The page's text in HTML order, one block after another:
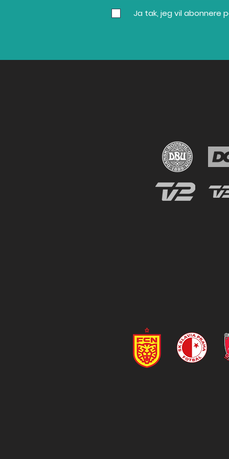
Træning med 5 typer indre
Ja tak, jeg vil abonnere